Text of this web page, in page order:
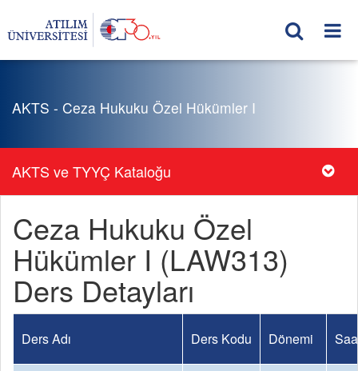
AKTS - Ceza Hukuku Özel Hükümler I
AKTS ve TYYÇ Kataloğu
Ceza Hukuku Özel
Hükümler I (LAW313)
Ders Detayları
Ders Adı Ders Kodu Dönemi